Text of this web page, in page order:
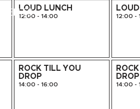
LOUD LUNCH
12:00 - 14:00
ROCK TILL YOU
DROP
14:00 - 16:00
12:00 -
DROP
14:00 -